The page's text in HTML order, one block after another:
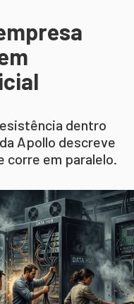
dentro
Apollo descreve
corre em paralelo.